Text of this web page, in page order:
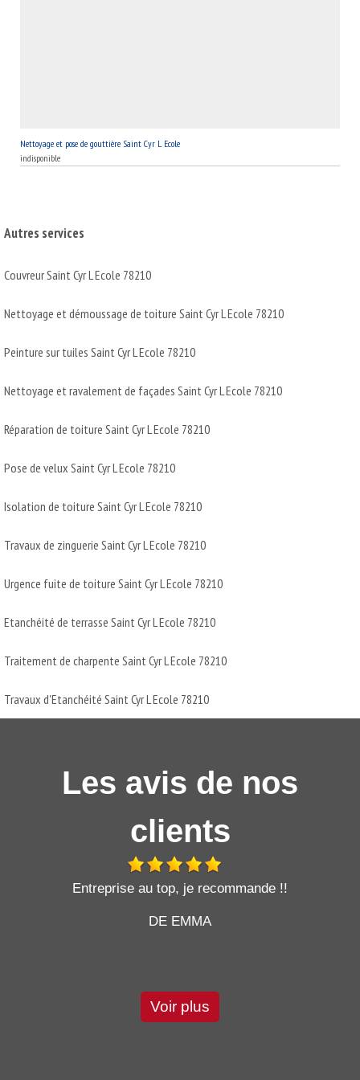
Nettoyage et pose de gouttière Saint Cyr L Ecole
indisponible
Autres services
Couvreur Saint Cyr L Ecole 78210
Nettoyage et démoussage de toiture Saint Cyr L Ecole 78210
Peinture sur tuiles Saint Cyr L Ecole 78210
Nettoyage et ravalement de façades Saint Cyr L Ecole 78210
Réparation de toiture Saint Cyr L Ecole 78210
Pose de velux Saint Cyr L Ecole 78210
Isolation de toiture Saint Cyr L Ecole 78210
Travaux de zinguerie Saint Cyr L Ecole 78210
Urgence fuite de toiture Saint Cyr L Ecole 78210
Etanchéité de terrasse Saint Cyr L Ecole 78210
Traitement de charpente Saint Cyr L Ecole 78210
Travaux d'Etanchéité Saint Cyr L Ecole 78210
Les avis de nos
clients
Entreprise au top, je recommande !!
DE EMMA
Voir plus